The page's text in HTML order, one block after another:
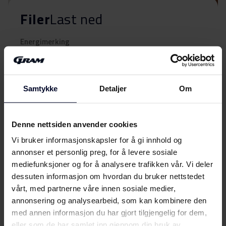
Samtykke Detaljer Om
Denne nettsiden anvender cookies
Vi bruker informasjonskapsler for å gi innhold og
annonser et personlig preg, for å levere sosiale
mediefunksjoner og for å analysere trafikken vår. Vi deler
dessuten informasjon om hvordan du bruker nettstedet
vårt, med partnerne våre innen sosiale medier,
annonsering og analysearbeid, som kan kombinere den
med annen informasjon du har gjort tilgjengelig for dem,
FilerLast ned
Energimerking
Energimerke Last ned
Produktdatablad
Produktkort
(DK,EN,FI,SV,NO)
Last ned
Brukerveiledning
Sikkerhetsinformasjon og
advarsler (NO)
Last ned
Vis mer